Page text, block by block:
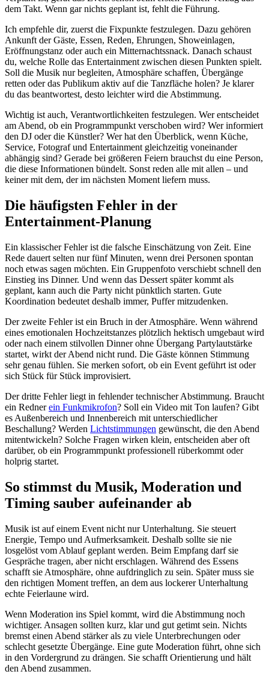
dem Takt. Wenn gar nichts geplant ist, fehlt die Führung.
Ich empfehle dir, zuerst die Fixpunkte festzulegen. Dazu gehören
Ankunft der Gäste, Essen, Reden, Ehrungen, Showeinlagen,
Eröffnungstanz oder auch ein Mitternachtssnack. Danach schaust
du, welche Rolle das Entertainment zwischen diesen Punkten spielt.
Soll die Musik nur begleiten, Atmosphäre schaffen, Übergänge
retten oder das Publikum aktiv auf die Tanzfläche holen? Je klarer
du das beantwortest, desto leichter wird die Abstimmung.
Wichtig ist auch, Verantwortlichkeiten festzulegen. Wer entscheidet
am Abend, ob ein Programmpunkt verschoben wird? Wer informiert
den DJ oder die Künstler? Wer hat den Überblick, wenn Küche,
Service, Fotograf und Entertainment gleichzeitig voneinander
abhängig sind? Gerade bei größeren Feiern brauchst du eine Person,
die diese Informationen bündelt. Sonst reden alle mit allen – und
keiner mit dem, der im nächsten Moment liefern muss.
Die häufigsten Fehler in der
Entertainment-Planung
Ein klassischer Fehler ist die falsche Einschätzung von Zeit. Eine
Rede dauert selten nur fünf Minuten, wenn drei Personen spontan
noch etwas sagen möchten. Ein Gruppenfoto verschiebt schnell den
Einstieg ins Dinner. Und wenn das Dessert später kommt als
geplant, kann auch die Party nicht pünktlich starten. Gute
Koordination bedeutet deshalb immer, Puffer mitzudenken.
Der zweite Fehler ist ein Bruch in der Atmosphäre. Wenn während
eines emotionalen Hochzeitstanzes plötzlich hektisch umgebaut wird
oder nach einem stilvollen Dinner ohne Übergang Partylautstärke
startet, wirkt der Abend nicht rund. Die Gäste können Stimmung
sehr genau fühlen. Sie merken sofort, ob ein Event geführt ist oder
sich Stück für Stück improvisiert.
Der dritte Fehler liegt in fehlender technischer Abstimmung. Braucht
ein Rednerein Funkmikrofon? Soll ein Video mit Ton laufen? Gibt
es Außenbereich und Innenbereich mit unterschiedlicher
Beschallung? Werden Lichtstimmungen gewünscht, die den Abend
mitentwickeln? Solche Fragen wirken klein, entscheiden aber oft
darüber, ob ein Programmpunkt professionell rüberkommt oder
holprig startet.
So stimmst du Musik, Moderation und
Timing sauber aufeinander ab
Musik ist auf einem Event nicht nur Unterhaltung. Sie steuert
Energie, Tempo und Aufmerksamkeit. Deshalb sollte sie nie
losgelöst vom Ablauf geplant werden. Beim Empfang darf sie
Gespräche tragen, aber nicht erschlagen. Während des Essens
schafft sie Atmosphäre, ohne aufdringlich zu sein. Später muss sie
den richtigen Moment treffen, an dem aus lockerer Unterhaltung
echte Feierlaune wird.
Wenn Moderation ins Spiel kommt, wird die Abstimmung noch
wichtiger. Ansagen sollten kurz, klar und gut getimt sein. Nichts
bremst einen Abend stärker als zu viele Unterbrechungen oder
schlecht gesetzte Übergänge. Eine gute Moderation führt, ohne sich
in den Vordergrund zu drängen. Sie schafft Orientierung und hält
den Abend zusammen.